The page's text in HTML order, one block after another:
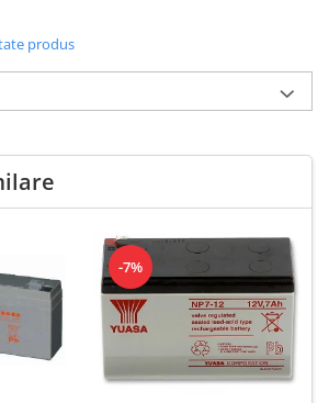
produs
-7%